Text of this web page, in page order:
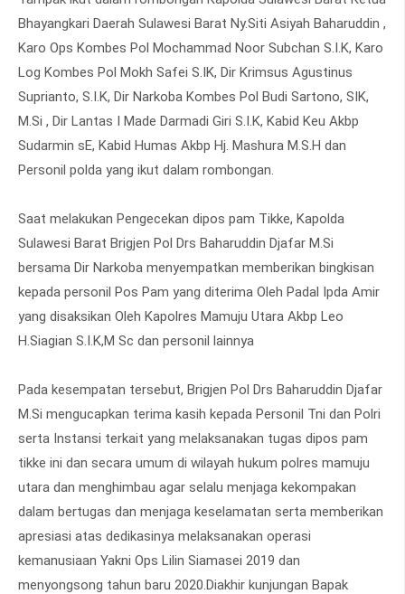
Bhayangkari Daerah Sulawesi Barat Ny.Siti Asiyah Baharuddin ,
Karo Ops Kombes Pol Mochammad Noor Subchan S.I.K, Karo
Log Kombes Pol Mokh Safei S.IK, Dir Krimsus Agustinus
Suprianto, S.I.K, Dir Narkoba Kombes Pol Budi Sartono, SIK,
M.Si , Dir Lantas I Made Darmadi Giri S.I.K, Kabid Keu Akbp
Sudarmin sE, Kabid Humas Akbp Hj. Mashura M.S.H dan
Personil polda yang ikut dalam rombongan.
Saat melakukan Pengecekan dipos pam Tikke, Kapolda
Sulawesi Barat Brigjen Pol Drs Baharuddin Djafar M.Si
bersama Dir Narkoba menyempatkan memberikan bingkisan
kepada personil Pos Pam yang diterima Oleh Padal Ipda Amir
yang disaksikan Oleh Kapolres Mamuju Utara Akbp Leo
H.Siagian S.I.K,M Sc dan personil lainnya
Pada kesempatan tersebut, Brigjen Pol Drs Baharuddin Djafar
M.Si mengucapkan terima kasih kepada Personil Tni dan Polri
serta Instansi terkait yang melaksanakan tugas dipos pam
tikke ini dan secara umum di wilayah hukum polres mamuju
utara dan menghimbau agar selalu menjaga kekompakan
dalam bertugas dan menjaga keselamatan serta memberikan
apresiasi atas dedikasinya melaksanakan operasi
kemanusiaan Yakni Ops Lilin Siamasei 2019 dan
menyongsong tahun baru 2020.Diakhir kunjungan Bapak